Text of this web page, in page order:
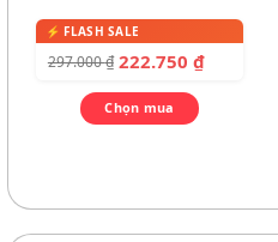
297.000₫ 222.750 ₫
Chọn mua